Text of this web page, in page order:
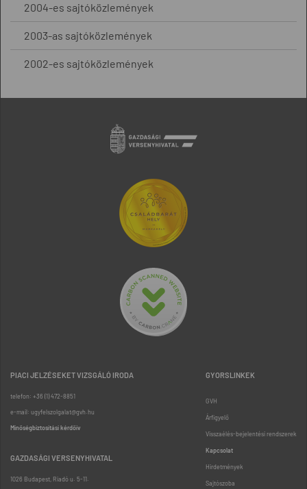
2004-es sajtóközlemények
2003-as sajtóközlemények
2002-es sajtóközlemények
PIACI JELZÉSEKET VIZSGÁLÓ IRODA
telefon: +36 (1) 472-8851
e-mail: ugyfelszolgalat@gvh.hu
Minőségbiztosítási kérdőív
GAZDASÁGI VERSENYHIVATAL
1026 Budapest, Riadó u. 5-11.
GYORSLINKEK
GVH
Árfigyelő
Visszaélés-bejelentési rendszerek
Kapcsolat
Hirdetmények
Sajtószoba